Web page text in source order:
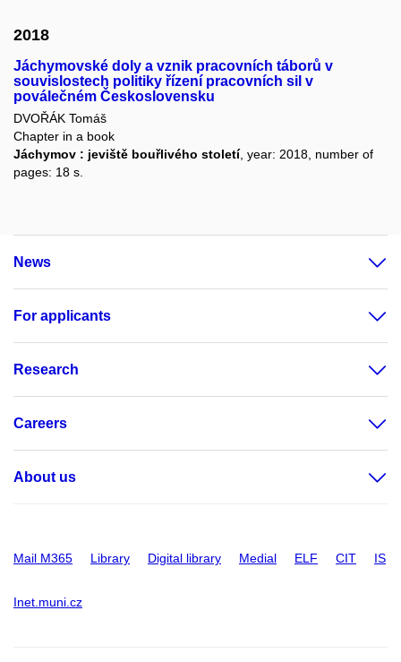
2018
Jáchymovské doly a vznik pracovních táborů v
souvislostech politiky řízení pracovních sil v
poválečném Československu
DVOŘÁK Tomáš
Chapter in a book
Jáchymov : jeviště bouřlivého století, year: 2018, number of
pages: 18 s.
News
For applicants
Research
Careers
About us
Mail M365 Library Digital library Medial ELF CIT IS
Inet.muni.cz